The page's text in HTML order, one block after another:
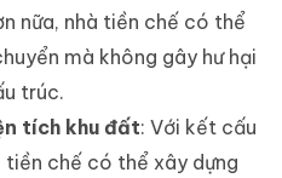
nữa, nhà tiền chế có thể
mà không gây hư hại
trúc.
tích khu đất: Với kết cấu
tiền chế có thể xây dựng